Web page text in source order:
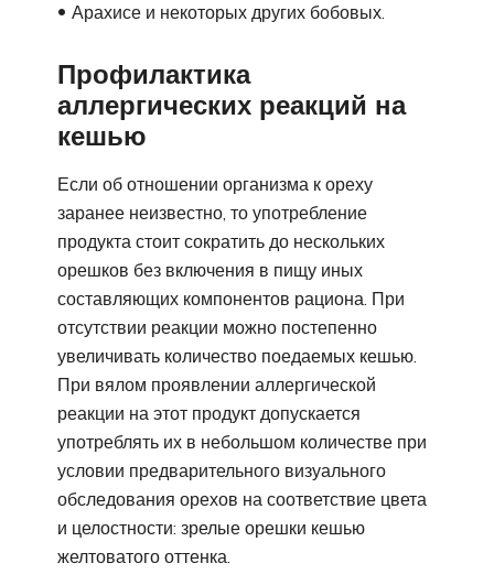
Арахисе и некоторых других бобовых.
Профилактика
аллергических реакций на
кешью
Если об отношении организма к ореху
заранее неизвестно, то употребление
продукта стоит сократить до нескольких
орешков без включения в пищу иных
составляющих компонентов рациона. При
отсутствии реакции можно постепенно
увеличивать количество поедаемых кешью.
При вялом проявлении аллергической
реакции на этот продукт допускается
употреблять их в небольшом количестве при
условии предварительного визуального
обследования орехов на соответствие цвета
и целостности: зрелые орешки кешью
желтоватого оттенка.